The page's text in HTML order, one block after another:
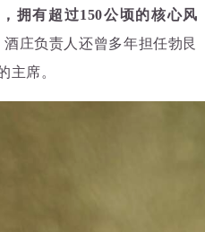
拥有超过150公顷的核心风
庄负责人还曾多年担任勃艮
主席。